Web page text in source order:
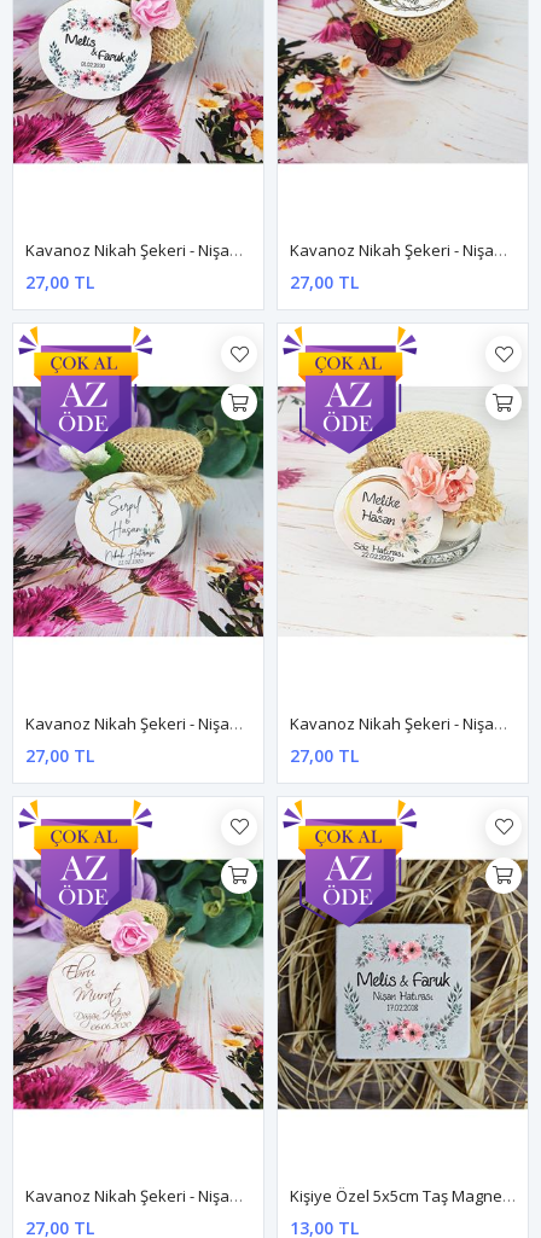
Kavanoz Nikah Şekeri - Nişan Hediyesi Dnkv009
27,00 TL
Kavanoz Nikah Şekeri - Nişan Hediyesi Dnkv011
27,00 TL
Kavanoz Nikah Şekeri - Nişan Hediyesi Dnkv012
27,00 TL
Kavanoz Nikah Şekeri - Nişan Hediyesi Dnkv013
27,00 TL
Kavanoz Nikah Şekeri - Nişan Hediyesi Dnkv014
27,00 TL
Kişiye Özel 5x5cm Taş Magnet - Dnts016
13,00 TL